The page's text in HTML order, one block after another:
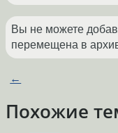
Вы не можете
перемещена в
←
Похожие